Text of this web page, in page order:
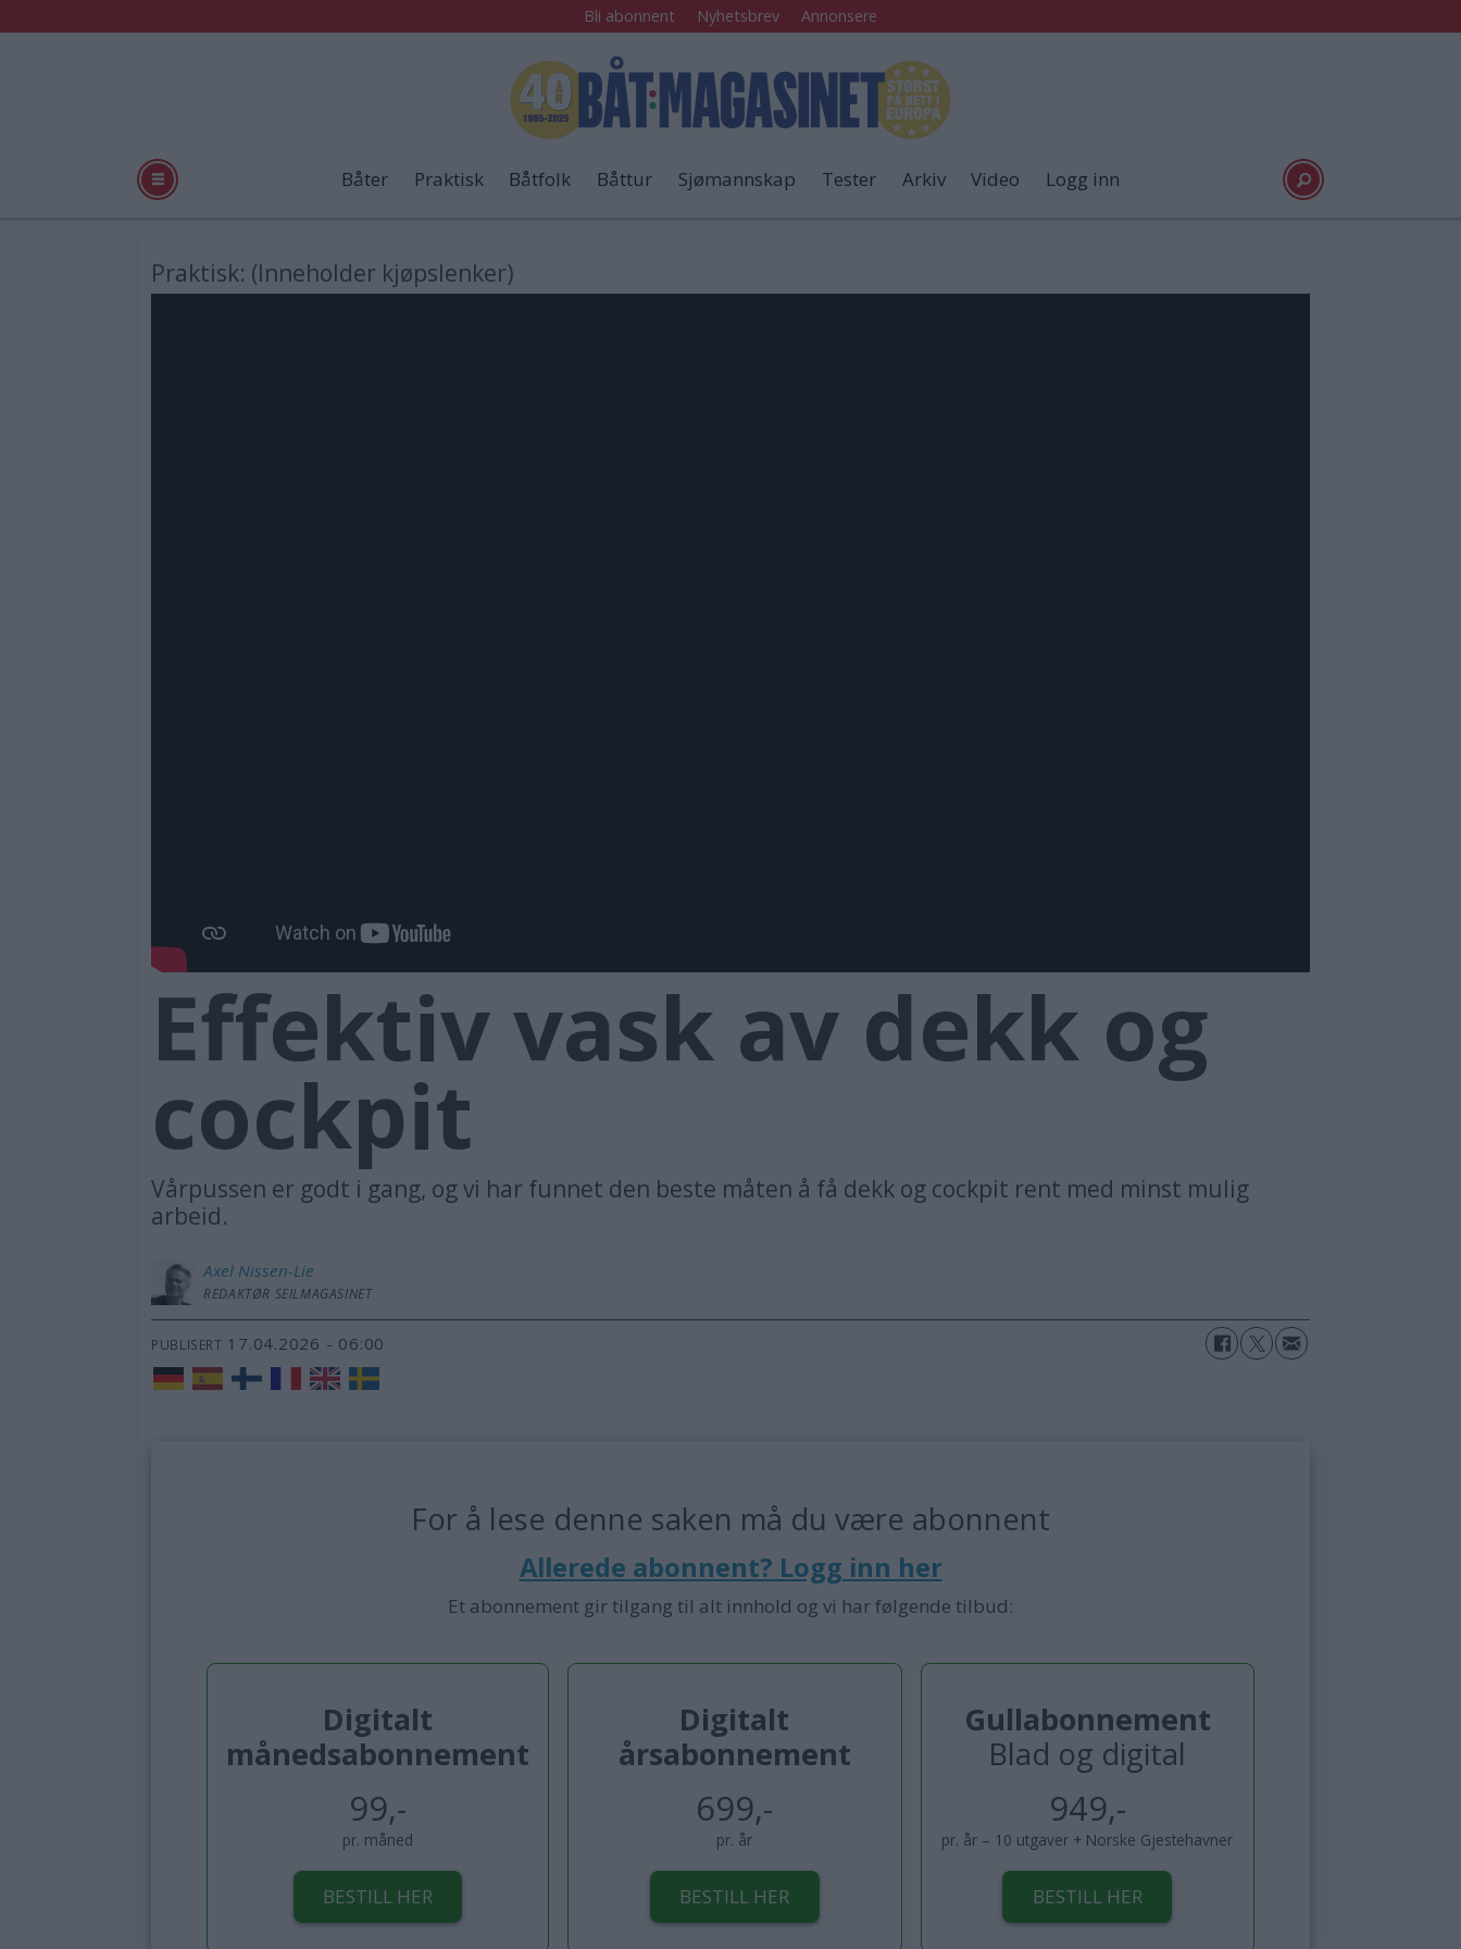
Bli abonnent Nyhetsbrev Annonsere
Båter Praktisk Båtfolk Båttur Sjømannskap Tester Arkiv Video Logg inn
Praktisk: (Inneholder kjøpslenker)
Effektiv vask av dekk og
cockpit
Vårpussen er godt i gang, og vi har funnet den beste måten å få dekk og cockpit rent med minst mulig
arbeid.
Axel Nissen-Lie
REDAKTØR SEILMAGASINET
PUBLISERT 17.04.2026 - 06:00
For å lese denne saken må du være abonnent
Allerede abonnent? Logg inn her
Et abonnement gir tilgang til alt innhold og vi har følgende tilbud:
Digitalt
månedsabonnement
99,-
pr. måned
BESTILL HER
Digitalt
årsabonnement
699,-
pr. år
BESTILL HER
Gullabonnement
Blad og digital
949,-
pr. år – 10 utgaver + Norske Gjestehavner
BESTILL HER